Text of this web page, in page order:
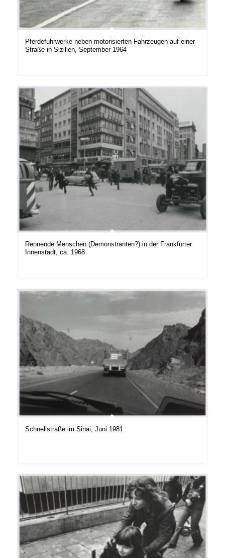
Pferdefuhrwerke neben motorisierten Fahrzeugen auf einer
Straße in Sizilien, September 1964
Rennende Menschen (Demonstranten?) in der Frankfurter
Innenstadt, ca. 1968
Schnellstraße im Sinai, Juni 1981